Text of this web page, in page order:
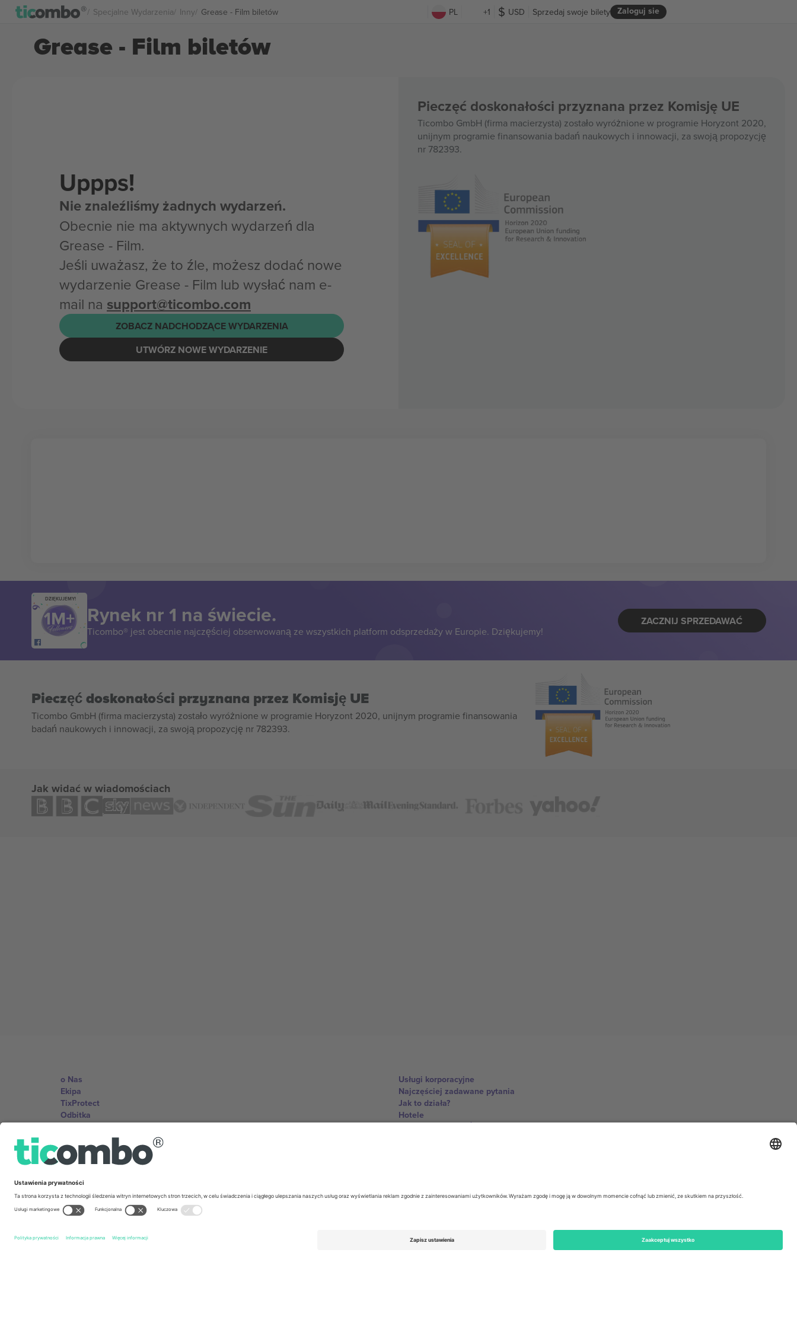
Specjalne Wydarzenia Inny Grease - Film biletów PL +1 USD Zaloguj sie
Sprzedaj swoje bilety
Grease - Film biletów
Uppps!
Nie znaleźliśmy żadnych wydarzeń.
Obecnie nie ma aktywnych wydarzeń dla
Grease - Film.
Jeśli uważasz, że to źle, możesz dodać nowe
wydarzenie Grease - Film lub wysłać nam e-
mail na support@ticombo.com
ZOBACZ NADCHODZĄCE WYDARZENIA
UTWÓRZ NOWE WYDARZENIE
Pieczęć doskonałości przyznana przez Komisję UE
Ticombo GmbH (firma macierzysta) zostało wyróżnione w programie Horyzont 2020,
unijnym programie finansowania badań naukowych i innowacji, za swoją propozycję
nr 782393.
DZIĘKUJEMY!
Rynek nr 1 na świecie.
Ticombo® jest obecnie najczęściej obserwowaną ze wszystkich platform odsprzedaży w Europie. Dziękujemy!
ZACZNIJ SPRZEDAWAĆ
Pieczęć doskonałości przyznana przez Komisję UE
Ticombo GmbH (firma macierzysta) zostało wyróżnione w programie Horyzont 2020, unijnym programie finansowania
badań naukowych i innowacji, za swoją propozycję nr 782393.
Jak widać w wiadomościach
o Nas
Ekipa
TixProtect
Odbitka
Zasady i warunki
Program partnerski
Usługi korporacyjne
Najczęściej zadawane pytania
Jak to działa?
Hotele
Centrum Pucharu Świata